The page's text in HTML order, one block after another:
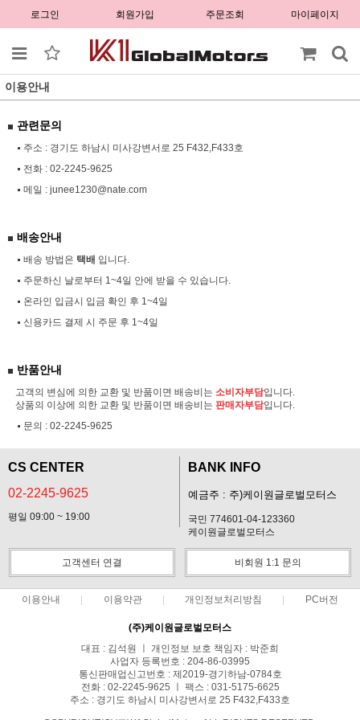
로그인 회원가입 주문조회 마이페이지
이용안내
관련문의
주소 : 경기도 하남시 미사강변서로 25 F432,F433호
전화 : 02-2245-9625
메일 : junee1230@nate.com
배송안내
배송 방법은 택배 입니다.
주문하신 날로부터 1~4일 안에 받을 수 있습니다.
온라인 입금시 입금 확인 후 1~4일
신용카드 결제 시 주문 후 1~4일
반품안내
고객의 변심에 의한 교환 및 반품이면 배송비는 소비자부담입니다.
상품의 이상에 의한 교환 및 반품이면 배송비는 판매자부담입니다.
문의 : 02-2245-9625
CS CENTER
02-2245-9625
평일 09:00 ~ 19:00
BANK INFO
예금주 : 주)케이원글로벌모터스
국민 774601-04-123360
케이원글로벌모터스
고객센터 연결 비회원 1:1 문의
이용안내 이용약관 개인정보처리방침 PC버전
(주)케이원글로벌모터스
대표 : 김석원 ㅣ 개인정보 보호 책임자 : 박준희
사업자 등록번호 : 204-86-03995
통신판매업신고번호 : 제2019-경기하남-0784호
전화 : 02-2245-9625 ㅣ 팩스 : 031-5175-6625
주소 : 경기도 하남시 미사강변서로 25 F432,F433호